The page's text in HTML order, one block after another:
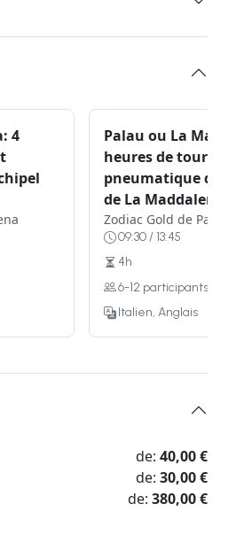
4
Palau ou La
heures de tour en
pneumatique
de La Maddalena
Zodiac Gold de Palau
09:30 / 13:45
4h
6-12 participants
Italien, Anglais
de: 40,00 €
de: 30,00 €
de: 380,00 €